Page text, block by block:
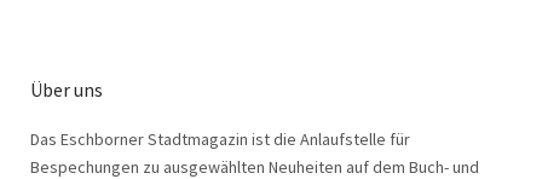
Über uns
Das Eschborner Stadtmagazin ist die Anlaufstelle für
Bespechungen zu ausgewählten Neuheiten auf dem Buch- und